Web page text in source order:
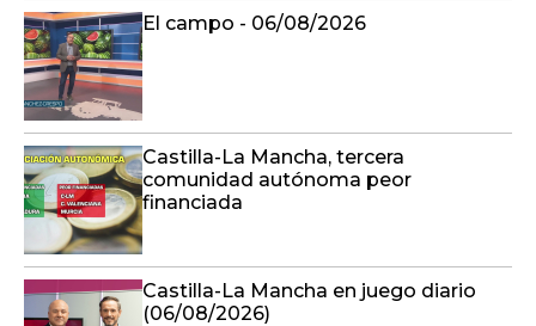
El campo - 06/08/2026
Castilla-La Mancha, tercera
comunidad autónoma peor
financiada
Castilla-La Mancha en juego diario
(06/08/2026)